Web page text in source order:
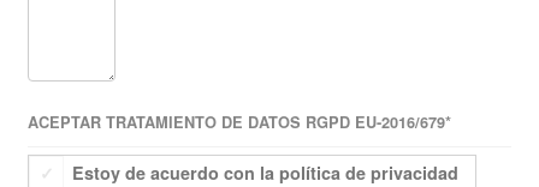
ACEPTAR TRATAMIENTO DE DATOS RGPD EU-2016/679*
Estoy de acuerdo con la política de privacidad